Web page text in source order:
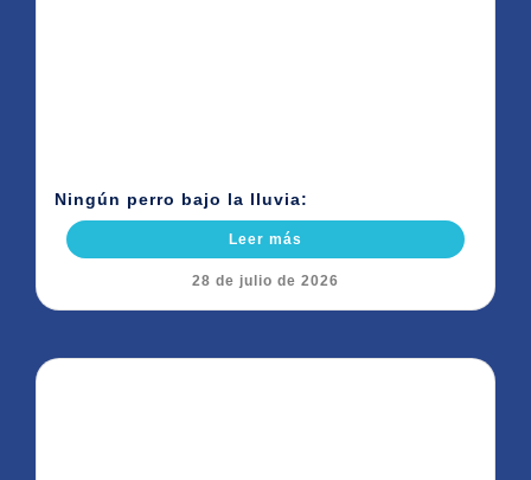
Ningún perro bajo la lluvia:
Leer más
28 de julio de 2026